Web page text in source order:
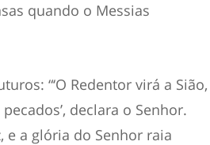
quando o Messias
“‘O Redentor virá a Sião,
declara o Senhor.
e a glória do Senhor raia